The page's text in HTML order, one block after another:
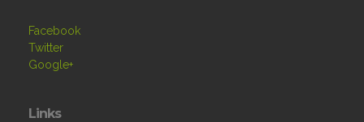
Facebook
Twitter
Google+
Links